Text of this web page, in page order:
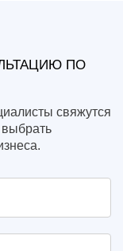
ПО
свяжутся